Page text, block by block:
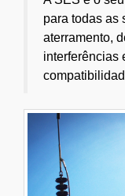
para todas as
aterramento,
interferências